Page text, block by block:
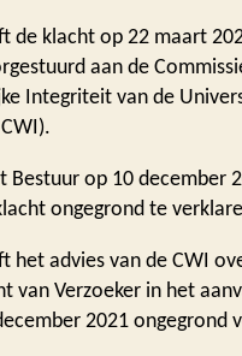
de klacht op 22 maart
aan de
Integriteit van de
Bestuur op 10 december
ongegrond te
het advies van de CWI
van Verzoeker in het
2021 ongegrond